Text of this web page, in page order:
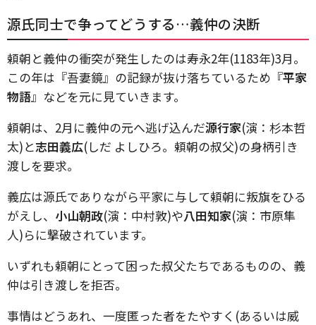
源氏同士で争ってどうする…義仲の決断
頼朝と義仲の衝突が発生したのは寿永2年(1183年)3月。
この年は『吾妻鏡』の記録が抜け落ちているため『平家
物語』などを元に見ていきます。
頼朝は、2月に義仲の元へ逃げ込んだ源行家(演：杉本哲
太)と志田義広(しだ よしひろ。頼朝の叔父)の身柄引き
渡しを要求。
義広は源氏でありながら平家に与して頼朝に叛旗をひる
がえし、 小山朝政(演：中村敦)や八田知家(演：市原隼
人)らに撃破されています。
いずれも頼朝にとって困った叔父たちであるものの、義
仲は引き渡しを拒否。
事情はどうあれ、一度匿った者をたやすく(あるいは威